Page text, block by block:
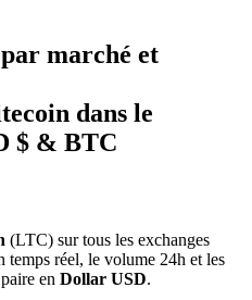
marché et
dans le
$ & BTC
(LTC) sur tous les exchanges
temps réel, le volume 24h et les
en Dollar USD.